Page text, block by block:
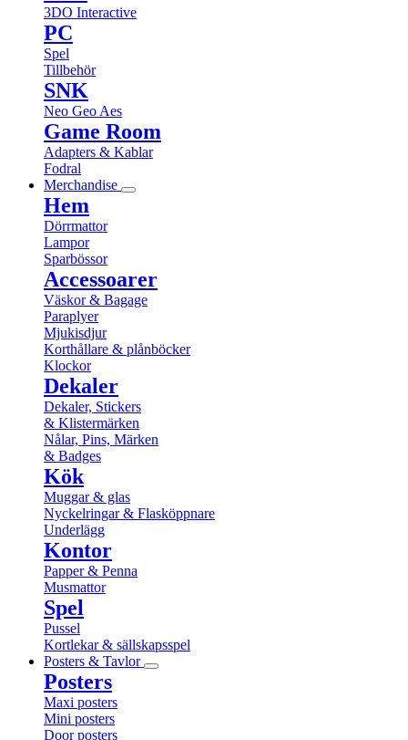
3DO Interactive
PC
Spel
Tillbehör
SNK
Neo Geo Aes
Game Room
Adapters & Kablar
Fodral
Merchandise
Hem
Dörrmattor
Lampor
Sparbössor
Accessoarer
Väskor & Bagage
Paraplyer
Mjukisdjur
Korthållare & plånböcker
Klockor
Dekaler
Dekaler, Stickers
& Klistermärken
Nålar, Pins, Märken
& Badges
Kök
Muggar & glas
Nyckelringar & Flasköppnare
Underlägg
Kontor
Papper & Penna
Musmattor
Spel
Pussel
Kortlekar & sällskapsspel
Posters & Tavlor
Posters
Maxi posters
Mini posters
Door posters